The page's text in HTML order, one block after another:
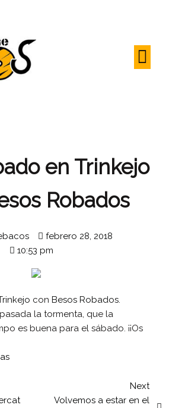
en Trinkejo
Robados
febrero 28, 2018
10:53 pm
con Besos Robados.
la tormenta, que la
es buena para el sábado. ¡¡Os
Next
Volvemos a estar en el